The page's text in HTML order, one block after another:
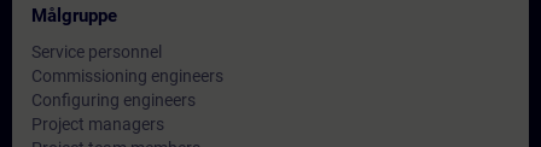
Målgruppe
Service personnel
Commissioning engineers
Configuring engineers
Project managers